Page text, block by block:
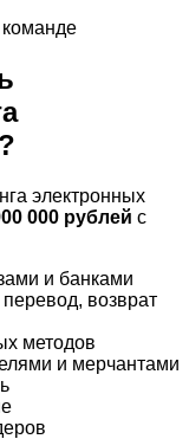
электронных
000 рублей с
и банками
возврат
методов
и мерчантами